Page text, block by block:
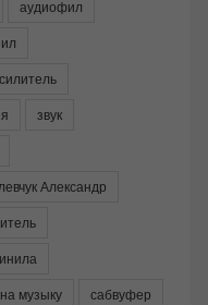
аудиофил
звук
левчук Александр
музыку
сабвуфер